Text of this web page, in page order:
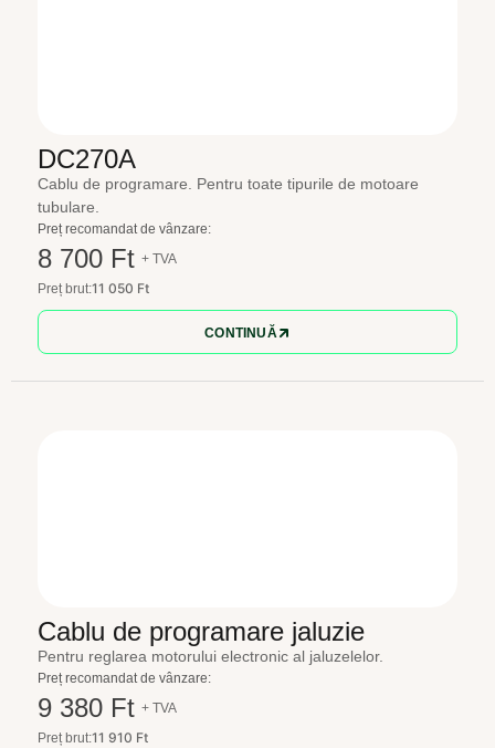
DC270A
Cablu de programare. Pentru toate tipurile de motoare
tubulare.
Preț recomandat de vânzare:
8 700 Ft + TVA
Preț brut:11 050 Ft
CONTINUĂ
Cablu de programare jaluzie
Pentru reglarea motorului electronic al jaluzelelor.
Preț recomandat de vânzare:
9 380 Ft + TVA
Preț brut:11 910 Ft